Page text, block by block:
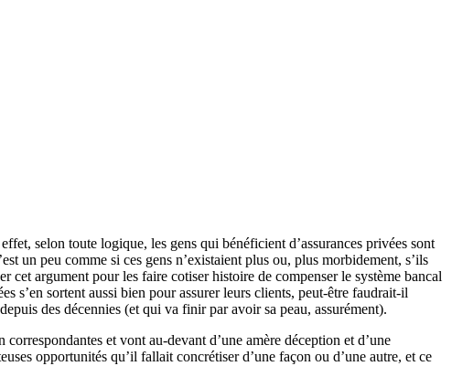
selon toute logique, les gens qui bénéficient d’assurances privées sont
un peu comme si ces gens n’existaient plus ou, plus morbidement, s’ils
cet argument pour les faire cotiser histoire de compenser le système bancal
s’en sortent aussi bien pour assurer leurs clients, peut-être faudrait-il
des décennies (et qui va finir par avoir sa peau, assurément).
et vont au-devant d’une amère déception et d’une
opportunités qu’il fallait concrétiser d’une façon ou d’une autre, et ce